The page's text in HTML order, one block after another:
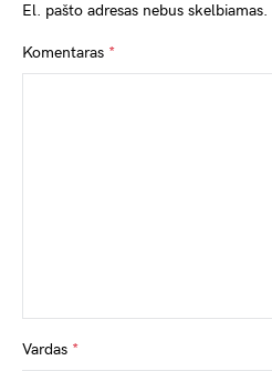
El. pašto adresas nebus skelbiamas.
Komentaras *
Vardas *